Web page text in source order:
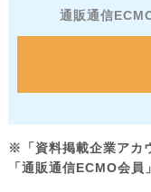
通販通信
※「資料掲載企業アカ
「通販通信ECMO会員